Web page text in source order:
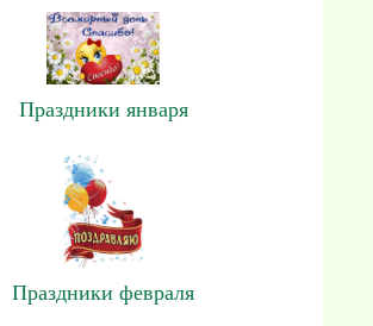
Праздники января
Праздники февраля